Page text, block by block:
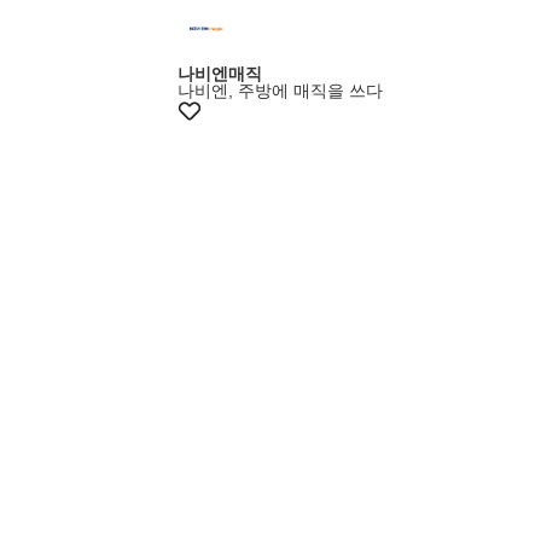
+8% 쿠폰
나비엔매직
나비엔, 주방에 매직을 쓰다